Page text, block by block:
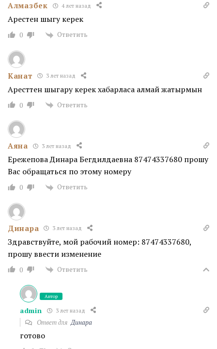
Алмазбек 4 лет назад
Арестен шыгу керек
0 Ответить
Канат 3 лет назад
Аресттен шыгару керек хабарласа алмай жатырмын
0 Ответить
Аяна 3 лет назад
Ережепова Динара Бегдилдаевна 87474337680 прошу
Вас обращаться по этому номеру
0 Ответить
Динара 3 лет назад
Здравствуйте, мой рабочий номер: 87474337680,
прошу ввести изменение
0 Ответить
Автор
admin 3 лет назад
Ответ дляДинара
готово